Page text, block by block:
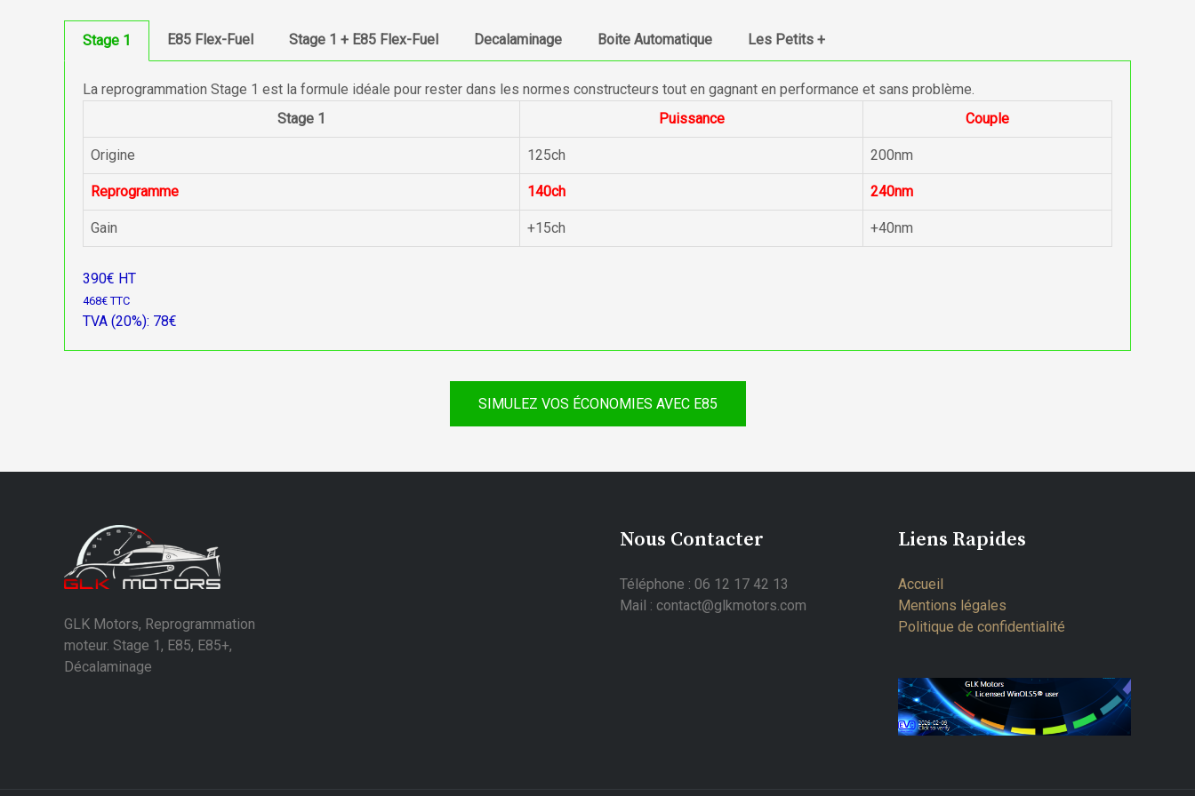
Stage 1 E85 Flex-Fuel Stage 1 + E85 Flex-Fuel Decalaminage Boite Automatique Les Petits +
La reprogrammation Stage 1 est la formule idéale pour rester dans les normes constructeurs tout en gagnant en performance et sans problème.
Stage 1
Puissance Couple
Origine 125ch 200nm
Reprogramme 140ch 240nm
Gain +15ch +40nm
390€ HT
468€ TTC
TVA (20%): 78€
SIMULEZ VOS ÉCONOMIES AVEC E85
GLK Motors, Reprogrammation
moteur. Stage 1, E85, E85+,
Décalaminage
Nous Contacter
Téléphone : 06 12 17 42 13
Mail : contact@glkmotors.com
Liens Rapides
Accueil
Mentions légales
Politique de confidentialité